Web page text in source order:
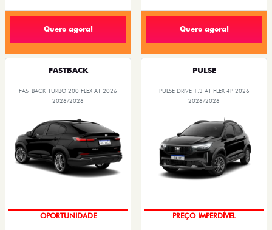
Quero agora! Quero agora!
FASTBACK
FASTBACK TURBO 200 FLEX AT 2026
2026/2026
OPORTUNIDADE
PULSE
PULSE DRIVE 1.3 AT FLEX 4P 2026
2026/2026
PREÇO IMPERDÍVEL